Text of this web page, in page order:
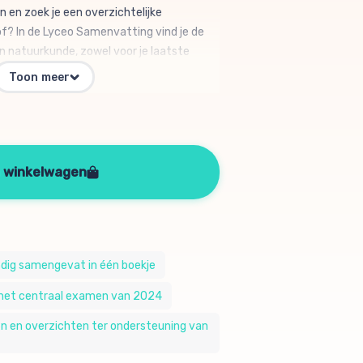
en zoek je een overzichtelijke
In de Lyceo Samenvatting vind je de
natuurkunde, zowel voor je laatste
centraal examens. Elke samenvatting
van Newton en elektriciteit. Maar ook
het leren, een uitgebreide
om je zo goed mogelijk voor
Toon meer
winkelwagen
samengevat in één boekje
centraal examen van 2024
en overzichten ter ondersteuning van